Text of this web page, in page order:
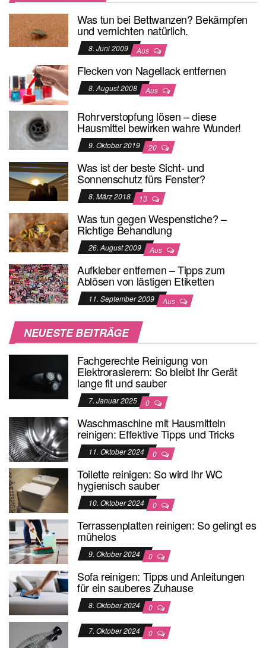
Was tun bei Bettwanzen? Bekämpfen
und vernichten natürlich.
8. Juni 2009 Aus
Flecken von Nagellack entfernen
8. August 2008 Aus
Rohrverstopfung lösen – diese
Hausmittel bewirken wahre Wunder!
9. Oktober 2019 20
Was ist der beste Sicht- und
Sonnenschutz fürs Fenster?
8. März 2018 13
Was tun gegen Wespenstiche? –
Richtige Behandlung
26. August 2009 Aus
Aufkleber entfernen – Tipps zum
Ablösen von lästigen Etiketten
11. September 2009 Aus
NEUESTE BEITRÄGE
Fachgerechte Reinigung von
Elektrorasierern: So bleibt Ihr Gerät
lange fit und sauber
7. Januar 2025 0
Waschmaschine mit Hausmitteln
reinigen: Effektive Tipps und Tricks
11. Oktober 2024 0
Toilette reinigen: So wird Ihr WC
hygienisch sauber
10. Oktober 2024 0
Terrassenplatten reinigen: So gelingt es
mühelos
9. Oktober 2024 0
Sofa reinigen: Tipps und Anleitungen
für ein sauberes Zuhause
8. Oktober 2024 0
7. Oktober 2024 0